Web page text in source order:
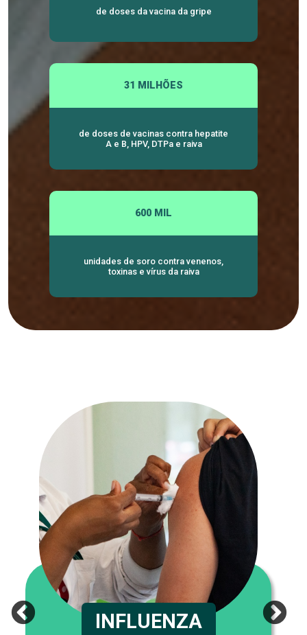
de doses da vacina da gripe
31 MILHÕES
de doses de vacinas contra hepatite
A e B, HPV, DTPa e raiva
600 MIL
unidades de soro contra venenos,
toxinas e vírus da raiva
INFLUENZA